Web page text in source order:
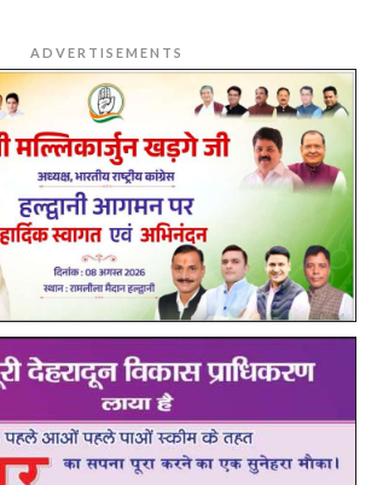
ADVERTISEMENTS